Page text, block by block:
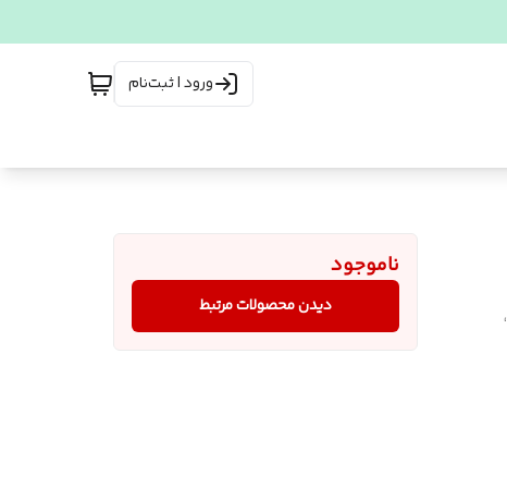
ورود | ثبت‌نام
،
ناموجود
دیدن محصولات مرتبط